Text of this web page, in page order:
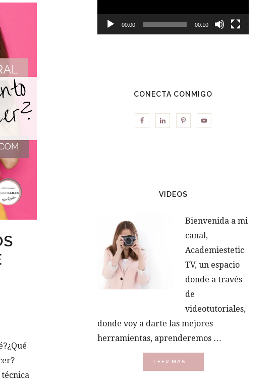
técnica
00:00 00:10
CONECTA CONMIGO
VIDEOS
Bienvenida a mi
canal,
Academiestetic
TV, un espacio
donde a través
de
videotutoriales,
donde voy a darte las mejores
herramientas, aprenderemos …
LEER MÁS...
DE